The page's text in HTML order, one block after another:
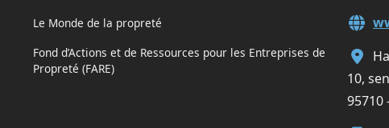
Le Monde de la propreté
Fond d’Actions et de Ressources pour les Entreprises de
Propreté (FARE)
10,
95710